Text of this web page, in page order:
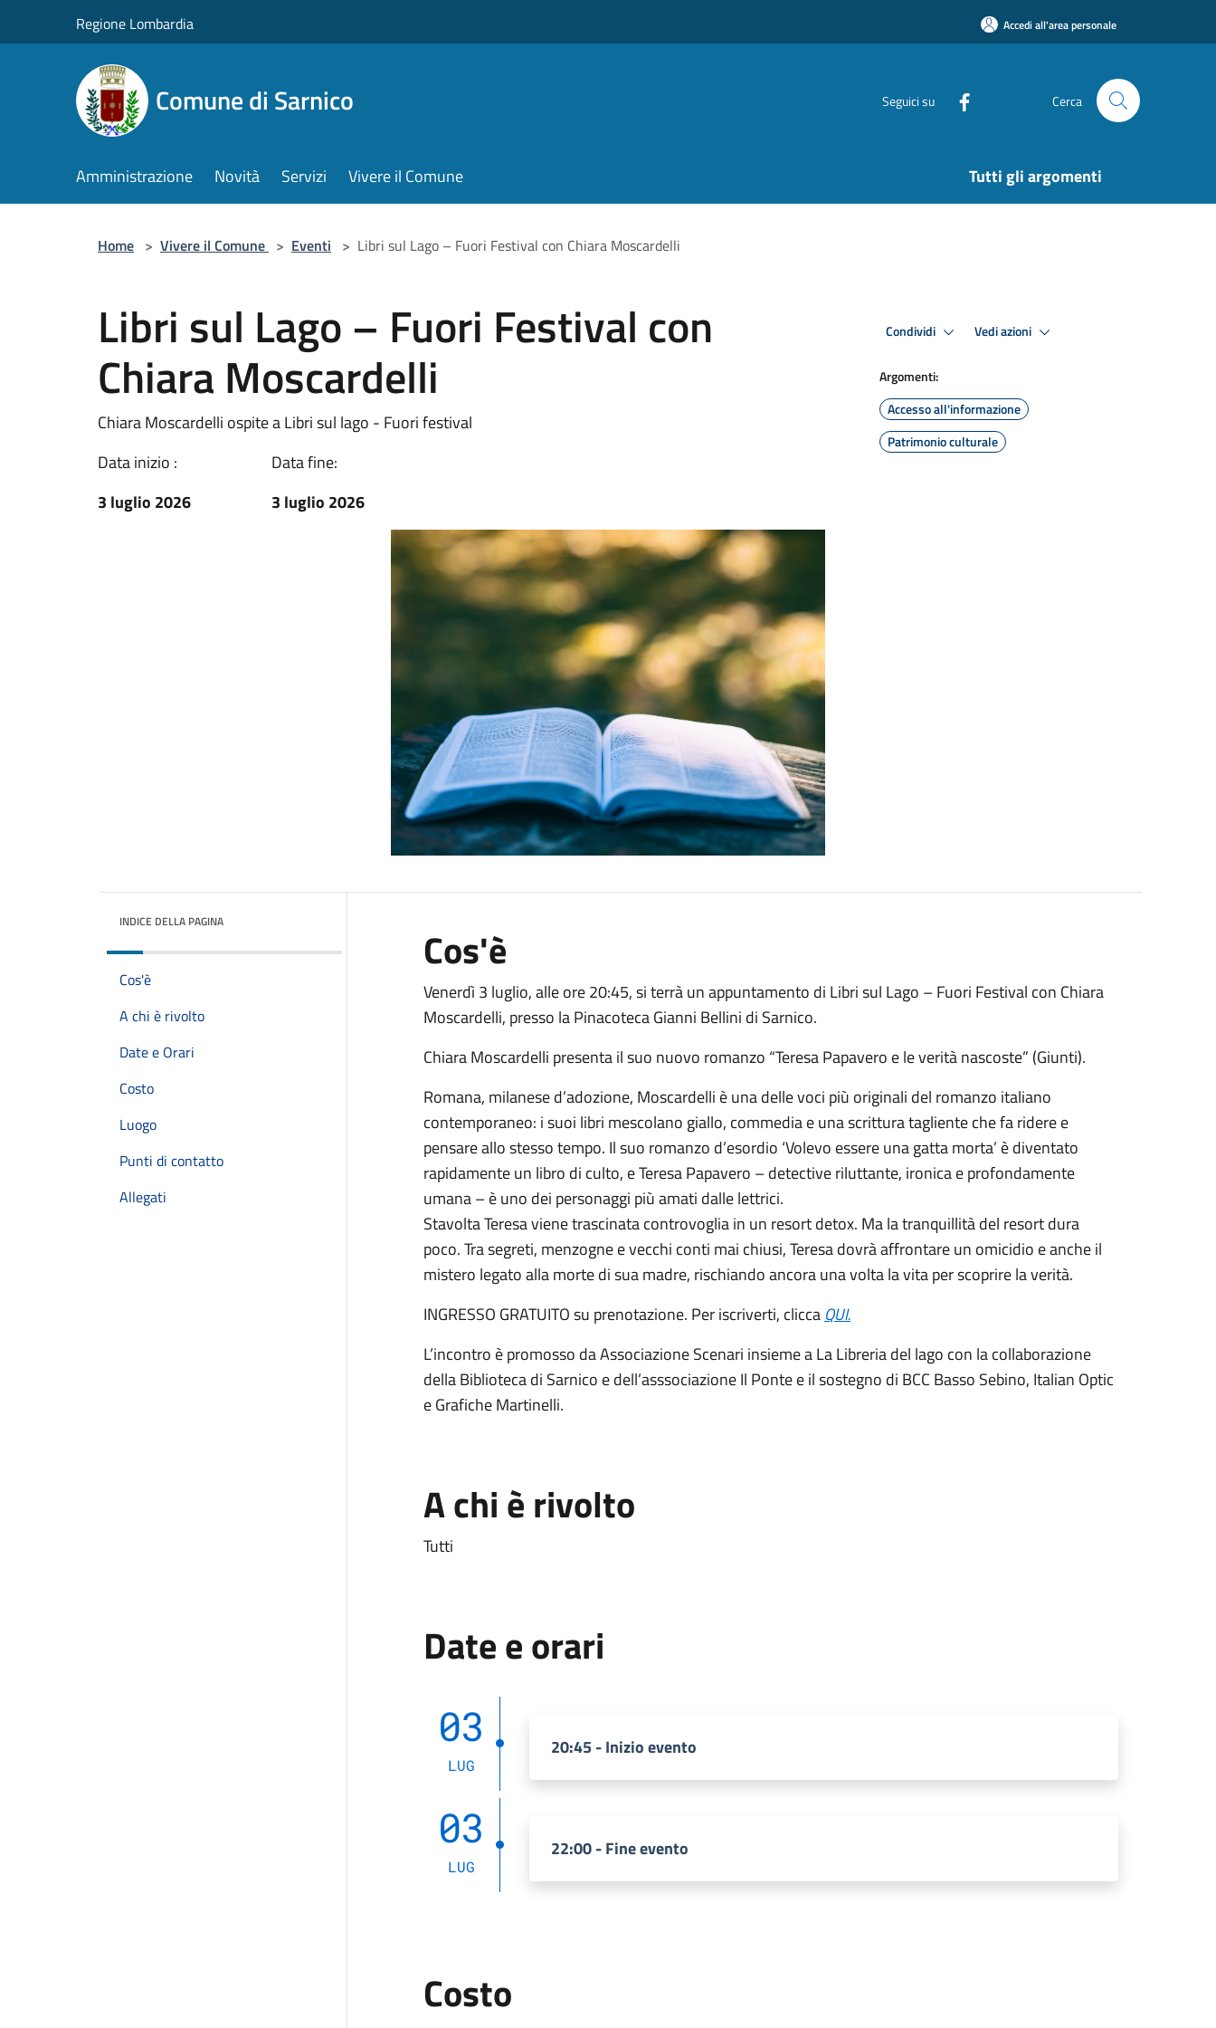
Regione Lombardia Accedi all'area personale
Comune di Sarnico Seguici su Cerca
Amministrazione Novità Servizi Vivere il Comune Tutti gli argomenti
Home > Vivere il Comune > Eventi > Libri sul Lago – Fuori Festival con Chiara Moscardelli
Libri sul Lago – Fuori Festival con
Chiara Moscardelli
Chiara Moscardelli ospite a Libri sul lago - Fuori festival
Data inizio :
3 luglio 2026
Data fine:
3 luglio 2026
Condividi Vedi azioni
Argomenti:
Accesso all'informazione
Patrimonio culturale
INDICE DELLA PAGINA
Cos'è
A chi è rivolto
Date e Orari
Costo
Luogo
Punti di contatto
Allegati
Cos'è
Venerdì 3 luglio, alle ore 20:45, si terrà un appuntamento di Libri sul Lago – Fuori Festival con Chiara
Moscardelli, presso la Pinacoteca Gianni Bellini di Sarnico.
Chiara Moscardelli presenta il suo nuovo romanzo “Teresa Papavero e le verità nascoste” (Giunti).
Romana, milanese d’adozione, Moscardelli è una delle voci più originali del romanzo italiano
contemporaneo: i suoi libri mescolano giallo, commedia e una scrittura tagliente che fa ridere e
pensare allo stesso tempo. Il suo romanzo d’esordio ‘Volevo essere una gatta morta’ è diventato
rapidamente un libro di culto, e Teresa Papavero – detective riluttante, ironica e profondamente
umana – è uno dei personaggi più amati dalle lettrici.
Stavolta Teresa viene trascinata controvoglia in un resort detox. Ma la tranquillità del resort dura
poco. Tra segreti, menzogne e vecchi conti mai chiusi, Teresa dovrà affrontare un omicidio e anche il
mistero legato alla morte di sua madre, rischiando ancora una volta la vita per scoprire la verità.
INGRESSO GRATUITO su prenotazione. Per iscriverti, clicca QUI.
L’incontro è promosso da Associazione Scenari insieme a La Libreria del lago con la collaborazione
della Biblioteca di Sarnico e dell’asssociazione Il Ponte e il sostegno di BCC Basso Sebino, Italian Optic
e Grafiche Martinelli.
A chi è rivolto
Tutti
Date e orari
03
LUG
20:45 - Inizio evento
03
LUG
22:00 - Fine evento
Costo